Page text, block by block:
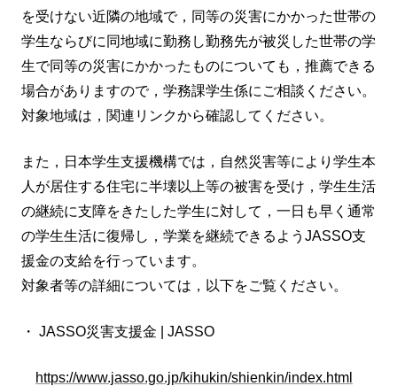
を受けない近隣の地域で，同等の災害にかかった世帯の
学生ならびに同地域に勤務し勤務先が被災した世帯の学
生で同等の災害にかかったものについても，推薦できる
場合がありますので，学務課学生係にご相談ください。
対象地域は，関連リンクから確認してください。
また，日本学生支援機構では，自然災害等により学生本
人が居住する住宅に半壊以上等の被害を受け，学生生活
の継続に支障をきたした学生に対して，一日も早く通常
の学生生活に復帰し，学業を継続できるようJASSO支
援金の支給を行っています。
対象者等の詳細については，以下をご覧ください。
・ JASSO災害支援金 | JASSO
https://www.jasso.go.jp/kihukin/shienkin/index.html